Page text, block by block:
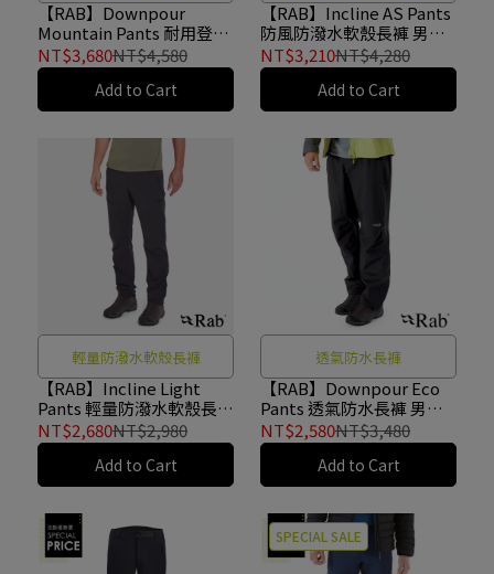
【RAB】Downpour
Mountain Pants 耐用登山
防水長褲 男款 黑色
#QWI13
NT$3,680NT$4,580
Add to Cart
【RAB】Incline AS Pants
防風防潑水軟殼長褲 男款
軍綠 #QFU84
NT$3,210NT$4,280
Add to Cart
輕量防潑水軟殼長褲
【RAB】Incline Light
Pants 輕量防潑水軟殼長褲
男款 煤炭黑 #QFV05
NT$2,680NT$2,980
Add to Cart
透氣防水長褲
【RAB】Downpour Eco
Pants 透氣防水長褲 男款
黑色 #QWG84
NT$2,580NT$3,480
Add to Cart
SPECIAL SALE